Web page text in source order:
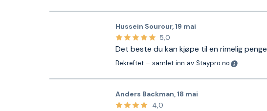
Hussein Sourour,19 mai
5,0
Det beste du kan kjøpe til en rimelig penge
Bekreftet – samlet inn av Staypro.no
Anders Backman,18 mai
4,0